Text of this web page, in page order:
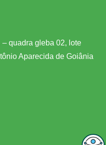
quadra gleba 02, lote
Aparecida de Goiânia